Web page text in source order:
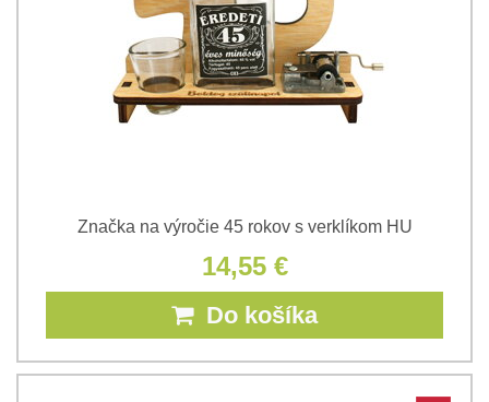
Značka na výročie 45 rokov s verklíkom HU
14,55 €
Do košíka